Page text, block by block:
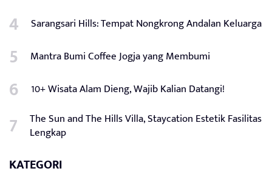
Sarangsari Hills: Tempat Nongkrong Andalan Keluarga
Mantra Bumi Coffee Jogja yang Membumi
10+ Wisata Alam Dieng, Wajib Kalian Datangi!
The Sun and The Hills Villa, Staycation Estetik Fasilitas
Lengkap
KATEGORI